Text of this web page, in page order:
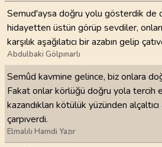
Semud'aysa doğru yolu gösterdik de
hidayetten üstün görüp sevdiler, onları
karşılık aşağılatıcı bir azabın gelip
Abdulbaki Gölpınarlı
Semûd kavmine gelince, biz onlara
Fakat onlar körlüğü doğru yola tercih
kazandıkları kötülük yüzünden alçaltıcı
çarpıverdi.
Elmalılı Hamdi Yazır